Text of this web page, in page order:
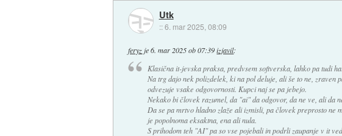
Utk
::6. mar 2025, 08:09
feryz je6. mar 2025 ob 07:39 izjavil:
Klasična it-jevska praksa, predvsem softverska, lahko pa tudi
Na trg dajo nek polizdelek, ki na pol deluje, ali še to ne, zraven
odvezuje vsake odgovornosti. Kupci naj se pa jebejo.
Nekako bi človek razumel, da "ai" da odgovor, da ne ve, ali da
Da se pa mrtvo hladno zlaže ali izmisli, pa človek preprosto ne
je popolnoma eksaktna, ena ali nula.
S prihodom teh "AI" pa so vse pojebali in podrli zaupanje v it